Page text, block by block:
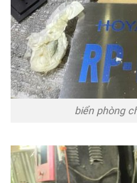
biển phòng